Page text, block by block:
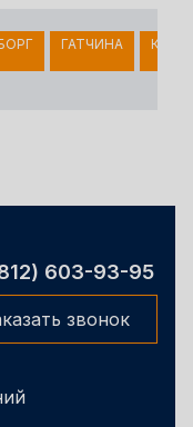
ГАТЧИНА
603-93-95
звонок